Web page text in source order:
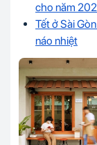
cho năm
Tết ở Sài
náo nhiệt